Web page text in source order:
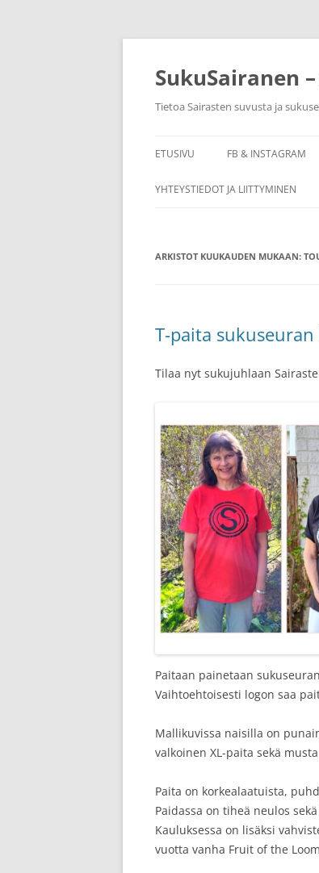
Siirry
SukuSairanen
Tietoa Sairasten suvusta ja
ETUSIVU FB & INSTAGRAM
YHTEYSTIEDOT JA LIITTYMINEN
ARKISTOT KUUKAUDEN MUKAAN:
T-paita
Tilaa nyt sukujuhlaan
Paitaan painetaan
Vaihtoehtoisesti logon saa
Mallikuvissa naisilla on
valkoinen XL-paita sekä
Paita on korkealaatuista,
Paidassa on tiheä neulos
Kauluksessa on lisäksi
vuotta vanha Fruit of the